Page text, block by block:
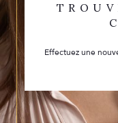
Effectuez une